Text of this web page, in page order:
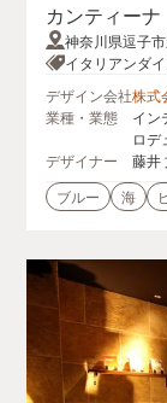
カンティーナ
神奈川県逗子
イタリアンダ
デザイン会社株式
業種・業態
イン
ロデ
デザイナー
藤井
ブルー
海